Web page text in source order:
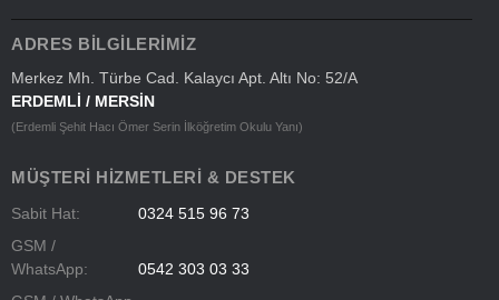
ADRES BILGILERIMIZ
Merkez Mh. Türbe Cad. Kalaycı Apt. Altı No: 52/A
ERDEMLİ / MERSİN
(Erdemli Şehit Hacı Ömer Serin İlköğretim Okulu Yanı)
MÜŞTERI HIZMETLERI & DESTEK
Sabit Hat:
0324 515 96 73
GSM /
WhatsApp:
0542 303 03 33